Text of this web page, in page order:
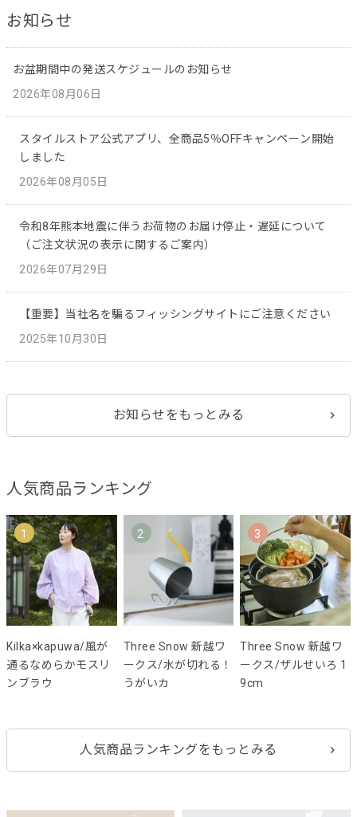
お知らせ
お盆期間中の発送スケジュールのお知らせ
2026年08月06日
スタイルストア公式アプリ、全商品5％OFFキャンペーン開始
しました
2026年08月05日
令和8年熊本地震に伴うお荷物のお届け停止・遅延について
（ご注文状況の表示に関するご案内）
2026年07月29日
【重要】当社名を騙るフィッシングサイトにご注意ください
2025年10月30日
お知らせをもっとみる
人気商品ランキング
1
Kilka×kapuwa/風が
通るなめらかモスリ
ンブラウ
2
Three Snow 新越ワ
ークス/水が切れる！
うがいカ
3
Three Snow 新越ワ
ークス/ザルせいろ 1
9cm
人気商品ランキングをもっとみる